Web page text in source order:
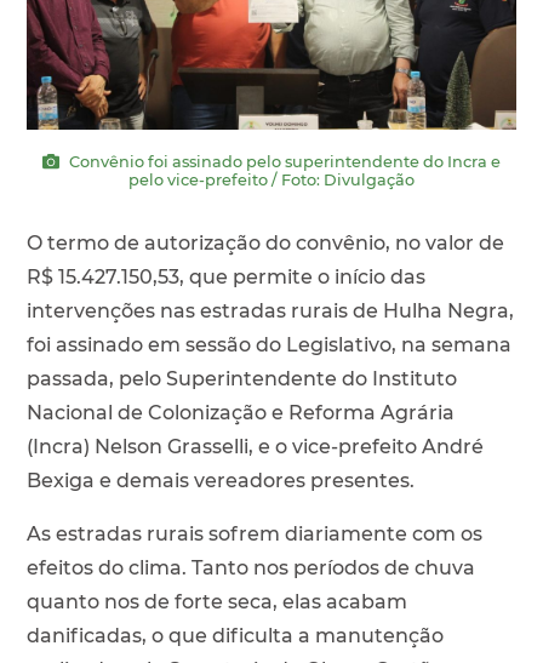
Convênio foi assinado pelo superintendente do Incra e
pelo vice-prefeito / Foto: Divulgação
O termo de autorização do convênio, no valor de
R$ 15.427.150,53, que permite o início das
intervenções nas estradas rurais de Hulha Negra,
foi assinado em sessão do Legislativo, na semana
passada, pelo Superintendente do Instituto
Nacional de Colonização e Reforma Agrária
(Incra) Nelson Grasselli, e o vice-prefeito André
Bexiga e demais vereadores presentes.
As estradas rurais sofrem diariamente com os
efeitos do clima. Tanto nos períodos de chuva
quanto nos de forte seca, elas acabam
danificadas, o que dificulta a manutenção